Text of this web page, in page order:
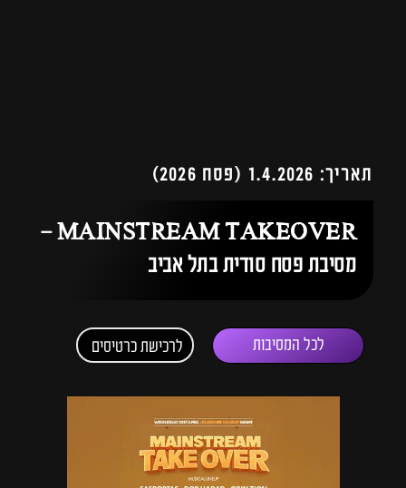
תאריך: 1.4.2026 (פסח 2026)
MAINSTREAM TAKEOVER –
מסיבת פסח סודית בתל אביב
לכל המסיבות לרכישת כרטיסים